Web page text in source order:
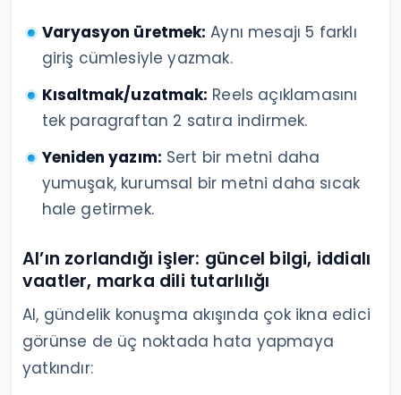
Varyasyon üretmek: Aynı mesajı 5 farklı
giriş cümlesiyle yazmak.
Kısaltmak/uzatmak: Reels açıklamasını
tek paragraftan 2 satıra indirmek.
Yeniden yazım: Sert bir metni daha
yumuşak, kurumsal bir metni daha sıcak
hale getirmek.
AI’ın zorlandığı işler: güncel bilgi, iddialı
vaatler, marka dili tutarlılığı
AI, gündelik konuşma akışında çok ikna edici
görünse de üç noktada hata yapmaya
yatkındır: